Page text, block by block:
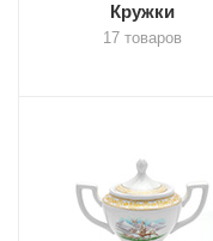
Кружки
17 товаров